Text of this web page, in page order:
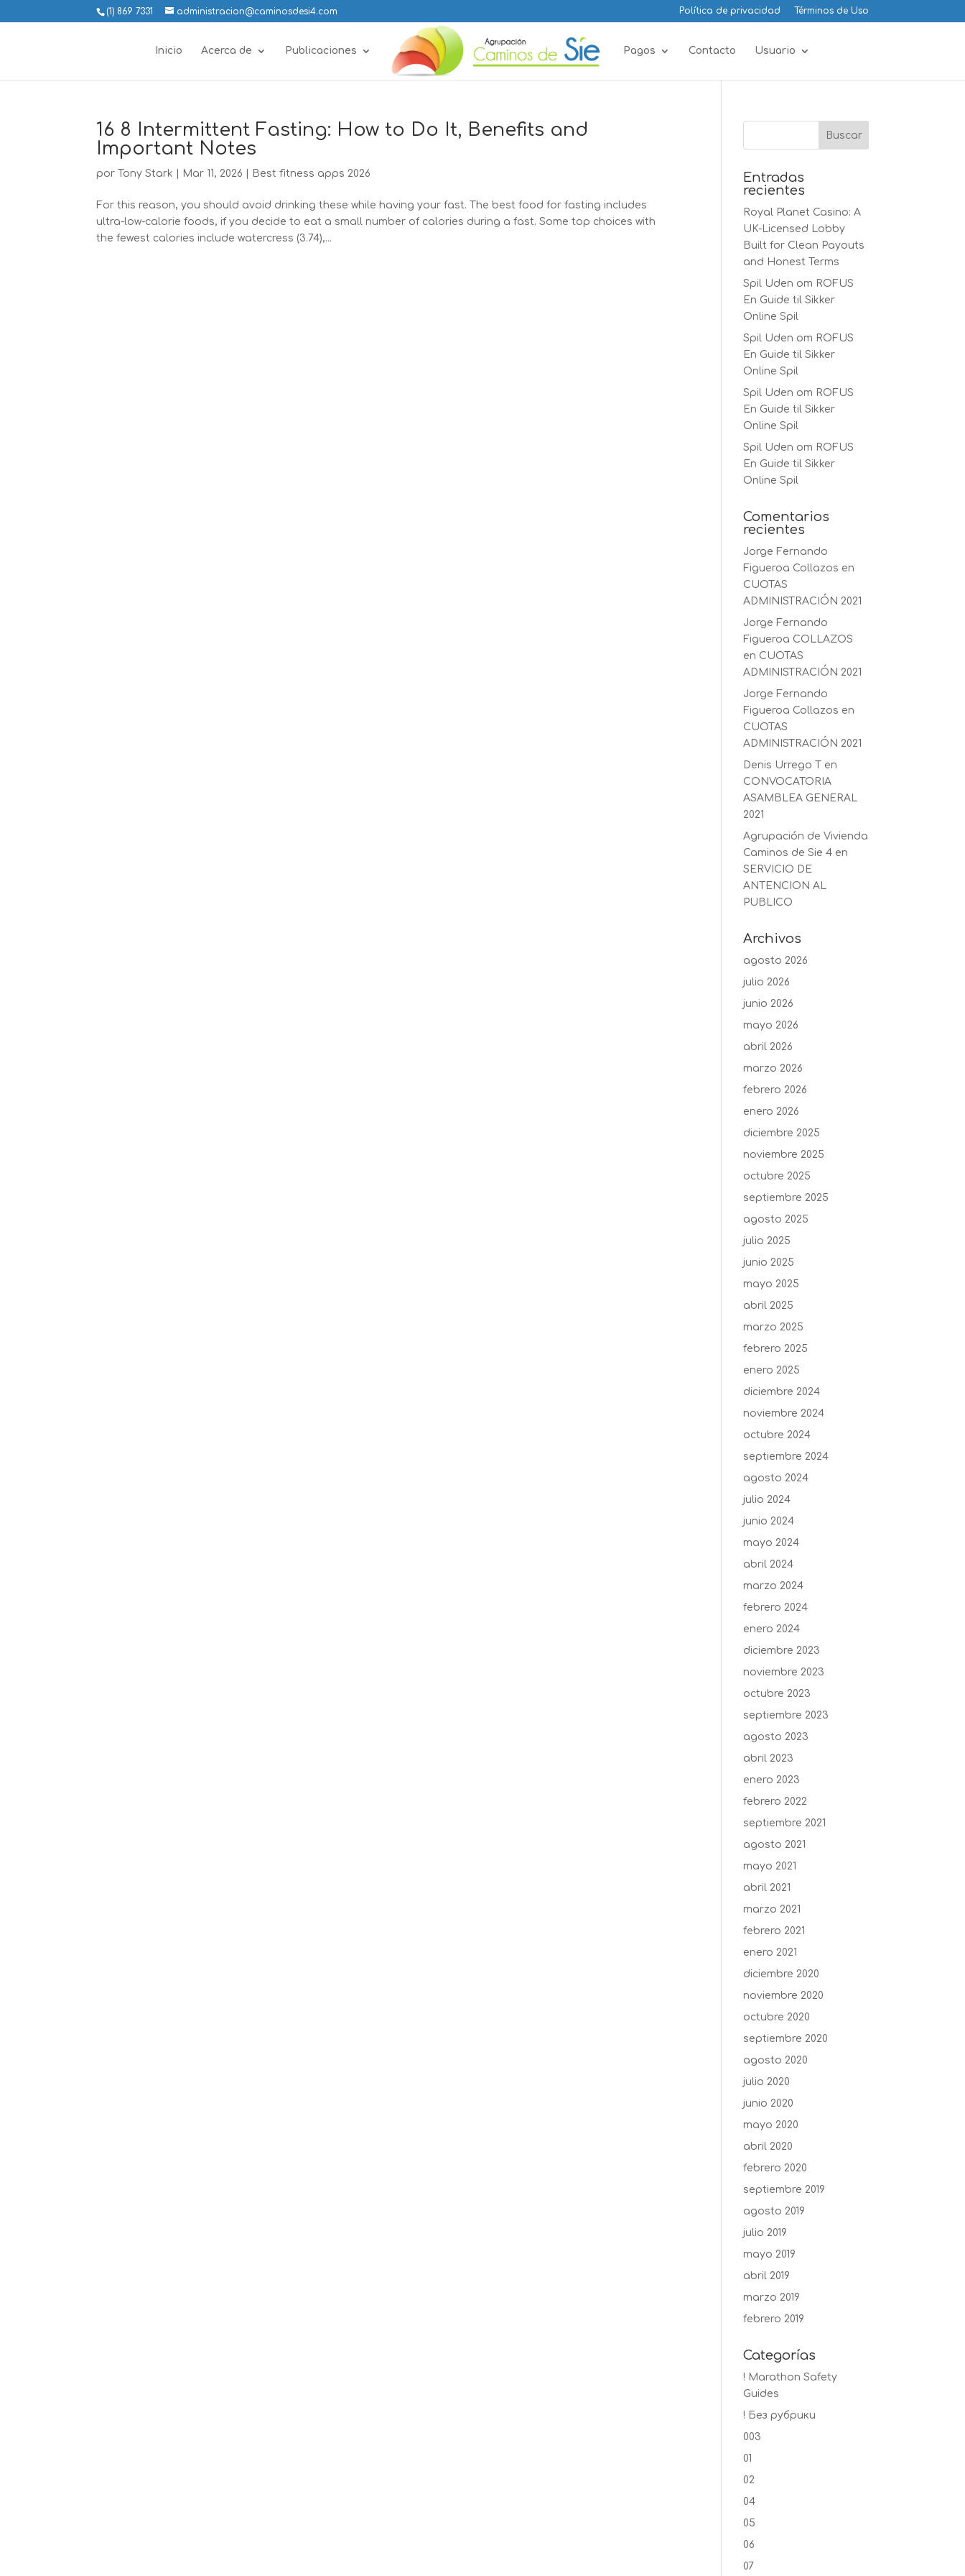
(1) 869 7331 administracion@caminosdesi4.com Política de privacidad Términos de Uso
Inicio Acerca de Publicaciones Pagos Contacto Usuario
16 8 Intermittent Fasting: How to Do It, Benefits and
Important Notes
por Tony Stark Mar 11, 2026 Best fitness apps 2026
For this reason, you should avoid drinking these while having your fast. The best food for fasting includes
ultra-low-calorie foods, if you decide to eat a small number of calories during a fast. Some top choices with
the fewest calories include watercress (3.74),...
Entradas
recientes
Royal Planet Casino: A
UK-Licensed Lobby
Built for Clean Payouts
and Honest Terms
Spil Uden om ROFUS
En Guide til Sikker
Online Spil
Spil Uden om ROFUS
En Guide til Sikker
Online Spil
Spil Uden om ROFUS
En Guide til Sikker
Online Spil
Spil Uden om ROFUS
En Guide til Sikker
Online Spil
Comentarios
recientes
Jorge Fernando
Figueroa Collazos en
CUOTAS
ADMINISTRACIÓN 2021
Jorge Fernando
Figueroa COLLAZOS
en CUOTAS
ADMINISTRACIÓN 2021
Jorge Fernando
Figueroa Collazos en
CUOTAS
ADMINISTRACIÓN 2021
Denis Urrego T
en
CONVOCATORIA
ASAMBLEA GENERAL
2021
Agrupación de Vivienda
Caminos de Sie 4 en
SERVICIO DE
ANTENCION AL
PUBLICO
Archivos
agosto 2026
julio 2026
junio 2026
mayo 2026
abril 2026
marzo 2026
febrero 2026
enero 2026
diciembre 2025
noviembre 2025
octubre 2025
septiembre 2025
agosto 2025
julio 2025
junio 2025
mayo 2025
abril 2025
marzo 2025
febrero 2025
enero 2025
diciembre 2024
noviembre 2024
octubre 2024
septiembre 2024
agosto 2024
julio 2024
junio 2024
mayo 2024
abril 2024
marzo 2024
febrero 2024
enero 2024
diciembre 2023
noviembre 2023
octubre 2023
septiembre 2023
agosto 2023
abril 2023
enero 2023
febrero 2022
septiembre 2021
agosto 2021
mayo 2021
abril 2021
marzo 2021
febrero 2021
enero 2021
diciembre 2020
noviembre 2020
octubre 2020
septiembre 2020
agosto 2020
julio 2020
junio 2020
mayo 2020
abril 2020
febrero 2020
septiembre 2019
agosto 2019
julio 2019
mayo 2019
abril 2019
marzo 2019
febrero 2019
Categorías
! Marathon Safety
Guides
! Без рубрики
003
01
02
04
05
06
07